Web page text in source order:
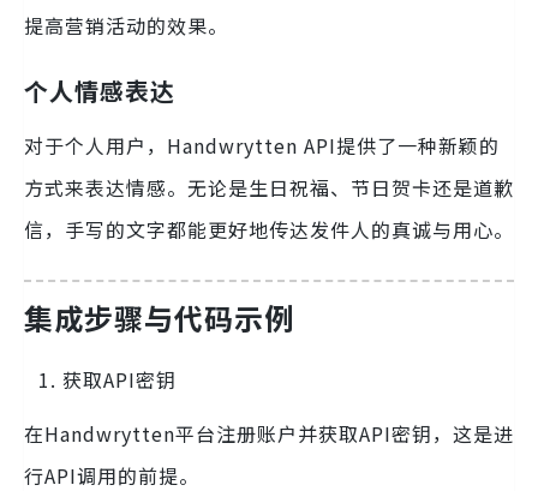
提高营销活动的效果。
个人情感表达
对于个人用户，Handwrytten API提供了一种新颖的
方式来表达情感。无论是生日祝福、节日贺卡还是道歉
信，手写的文字都能更好地传达发件人的真诚与用心。
集成步骤与代码示例
获取API密钥
在Handwrytten平台注册账户并获取API密钥，这是进
行API调用的前提。